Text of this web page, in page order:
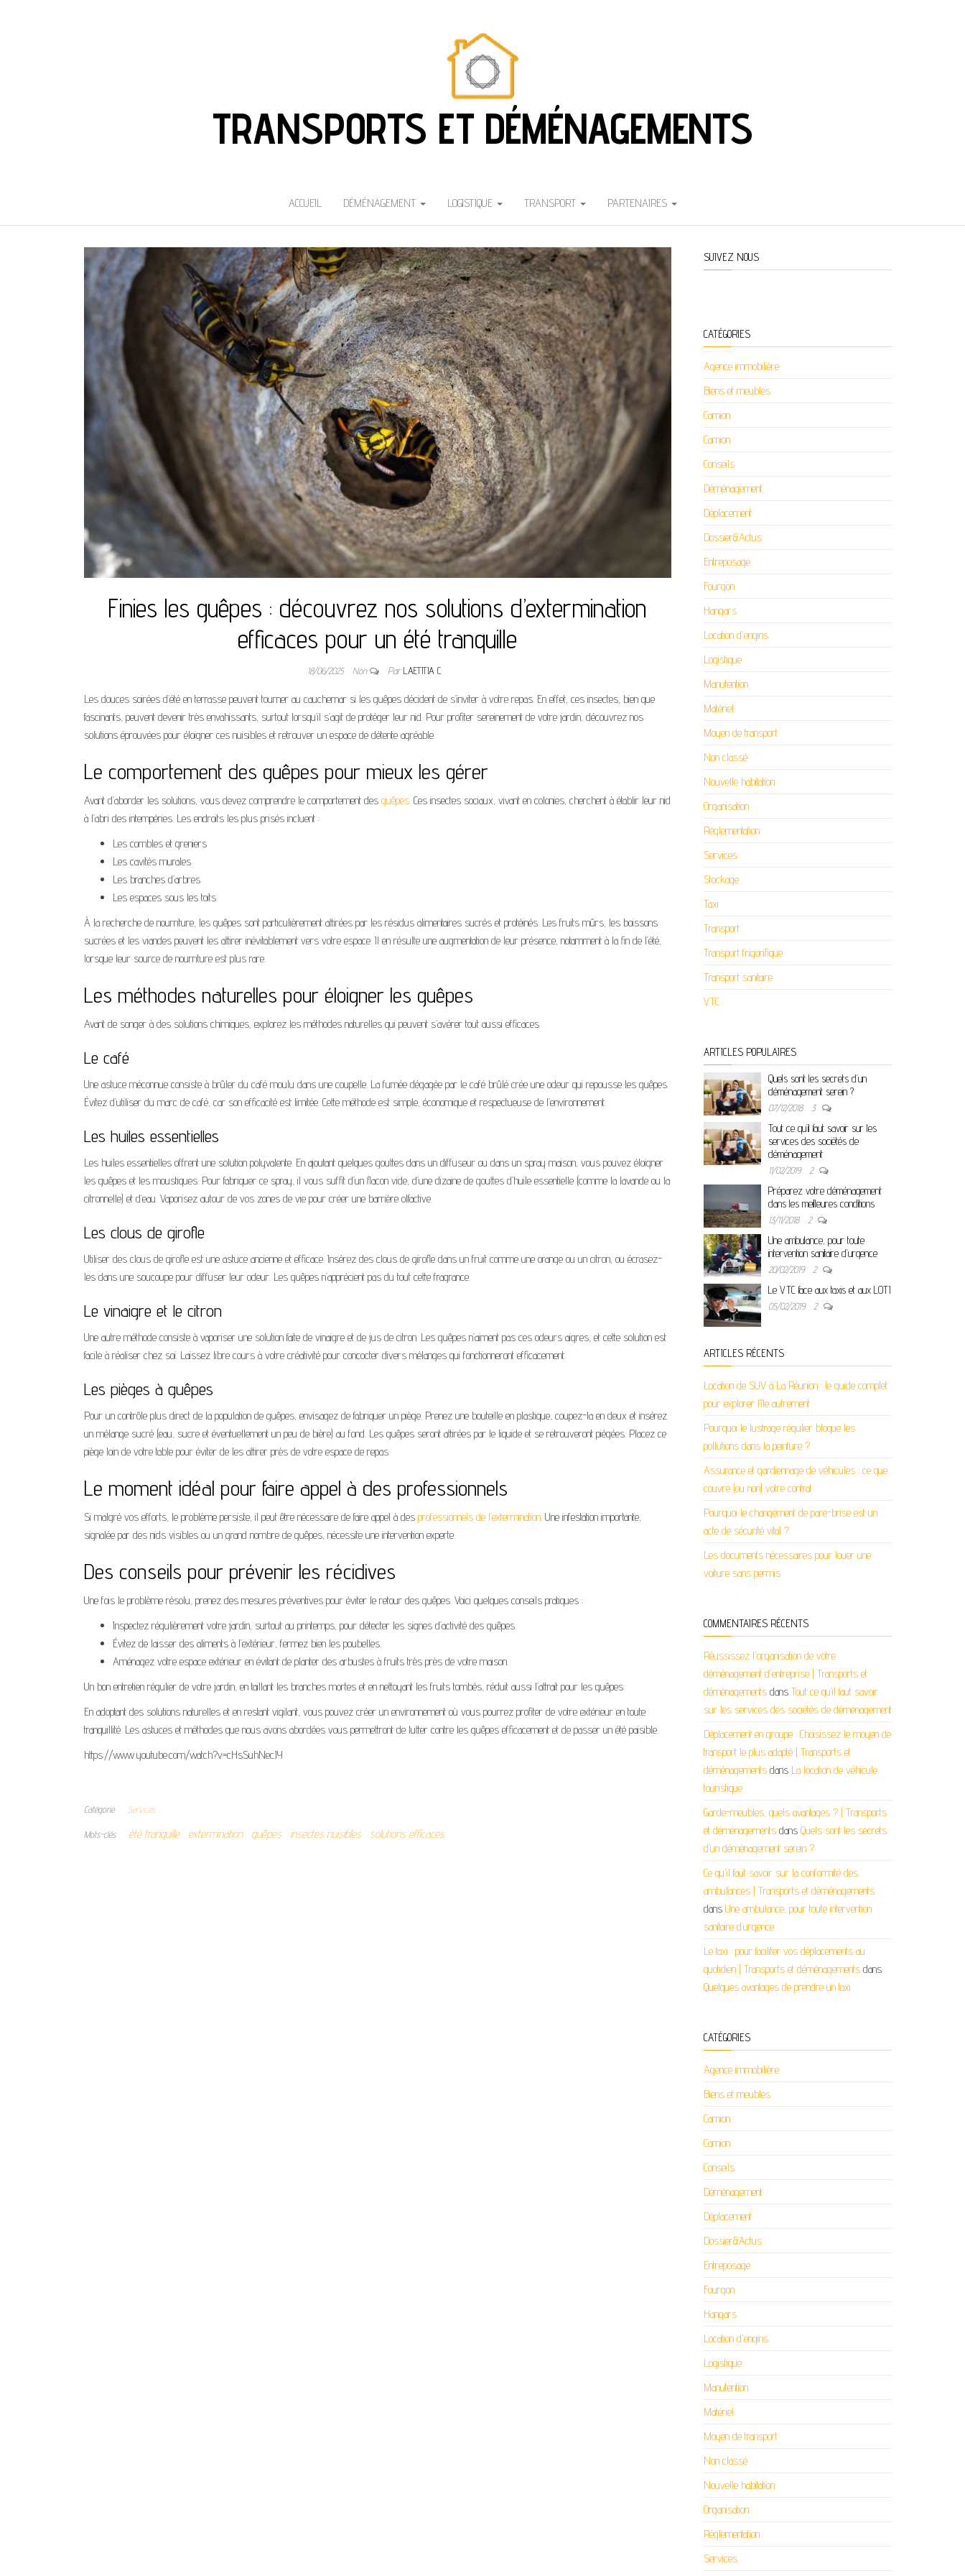
TRANSPORTS ET DÉMÉNAGEMENTS
ACCUEIL DÉMÉNAGEMENT LOGISTIQUE TRANSPORT PARTENAIRES
Finies les guêpes : découvrez nos solutions d’extermination
efficaces pour un été tranquille
18/06/2025 Non ParLAETITIA C
Les douces soirées d’été en terrasse peuvent tourner au cauchemar si les guêpes décident de s’inviter à votre repas. En effet, ces insectes, bien que
fascinants, peuvent devenir très envahissants, surtout lorsqu’il s’agit de protéger leur nid. Pour profiter sereinement de votre jardin, découvrez nos
solutions éprouvées pour éloigner ces nuisibles et retrouver un espace de détente agréable.
Le comportement des guêpes pour mieux les gérer
Avant d’aborder les solutions, vous devez comprendre le comportement des guêpes . Ces insectes sociaux, vivant en colonies, cherchent à établir leur nid
à l’abri des intempéries. Les endroits les plus prisés incluent :
Les combles et greniers
Les cavités murales
Les branches d’arbres
Les espaces sous les toits
À la recherche de nourriture, les guêpes sont particulièrement attirées par les résidus alimentaires sucrés et protéinés. Les fruits mûrs, les boissons
sucrées et les viandes peuvent les attirer inévitablement vers votre espace. Il en résulte une augmentation de leur présence, notamment à la fin de l’été,
lorsque leur source de nourriture est plus rare.
Les méthodes naturelles pour éloigner les guêpes
Avant de songer à des solutions chimiques, explorez les méthodes naturelles qui peuvent s’avérer tout aussi efficaces.
Le café
Une astuce méconnue consiste à brûler du café moulu dans une coupelle. La fumée dégagée par le café brûlé crée une odeur qui repousse les guêpes.
Évitez d’utiliser du marc de café, car son efficacité est limitée. Cette méthode est simple, économique et respectueuse de l’environnement.
Les huiles essentielles
Les huiles essentielles offrent une solution polyvalente. En ajoutant quelques gouttes dans un diffuseur ou dans un spray maison, vous pouvez éloigner
les guêpes et les moustiques. Pour fabriquer ce spray, il vous suffit d’un flacon vide, d’une dizaine de gouttes d’huile essentielle (comme la lavande ou la
citronnelle) et d’eau. Vaporisez autour de vos zones de vie pour créer une barrière olfactive.
Les clous de girofle
Utiliser des clous de girofle est une astuce ancienne et efficace. Insérez des clous de girofle dans un fruit comme une orange ou un citron, ou écrasez-
les dans une soucoupe pour diffuser leur odeur. Les guêpes n’apprécient pas du tout cette fragrance.
Le vinaigre et le citron
Une autre méthode consiste à vaporiser une solution faite de vinaigre et de jus de citron. Les guêpes n’aiment pas ces odeurs aigres, et cette solution est
facile à réaliser chez soi. Laissez libre cours à votre créativité pour concocter divers mélanges qui fonctionneront efficacement.
Les pièges à guêpes
Pour un contrôle plus direct de la population de guêpes, envisagez de fabriquer un piège. Prenez une bouteille en plastique, coupez-la en deux et insérez
un mélange sucré (eau, sucre et éventuellement un peu de bière) au fond. Les guêpes seront attirées par le liquide et se retrouveront piégées. Placez ce
piège loin de votre table pour éviter de les attirer près de votre espace de repas.
Le moment idéal pour faire appel à des professionnels
Si malgré vos efforts, le problème persiste, il peut être nécessaire de faire appel à des professionnels de l’extermination . Une infestation importante,
signalée par des nids visibles ou un grand nombre de guêpes, nécessite une intervention experte.
Des conseils pour prévenir les récidives
Une fois le problème résolu, prenez des mesures préventives pour éviter le retour des guêpes. Voici quelques conseils pratiques :
Inspectez régulièrement votre jardin, surtout au printemps, pour détecter les signes d’activité des guêpes.
Évitez de laisser des aliments à l’extérieur, fermez bien les poubelles.
Aménagez votre espace extérieur en évitant de planter des arbustes à fruits très près de votre maison.
Un bon entretien régulier de votre jardin, en taillant les branches mortes et en nettoyant les fruits tombés, réduit aussi l’attrait pour les guêpes.
En adoptant des solutions naturelles et en restant vigilant, vous pouvez créer un environnement où vous pourrez profiter de votre extérieur en toute
tranquillité. Les astuces et méthodes que nous avons abordées vous permettront de lutter contre les guêpes efficacement et de passer un été paisible.
https://www.youtube.com/watch?v=cHsSuhNecJY
Catégorie Services
Mots-clés été tranquille extermination guêpes insectes nuisibles solutions efficaces
SUIVEZ NOUS
CATÉGORIES
Agence immobilière
Biens et meubles
Camion
Camion
Conseils
Déménagement
Déplacement
Dossier&Actus
Entreposage
Fourgon
Hangars
Location d'engins
Logistique
Manutention
Matériel
Moyen de transport
Non classé
Nouvelle habitation
Organisation
Réglementation
Services
Stockage
Taxi
Transport
Transport frigorifique
Transport sanitaire
VTC
ARTICLES POPULAIRES
Quels sont les secrets d’un
déménagement serein ?
07/12/2018 3
Tout ce qu’il faut savoir sur les
services des sociétés de
déménagement
11/02/2019 2
Préparez votre déménagement
dans les meilleures conditions
13/11/2018 2
Une ambulance, pour toute
intervention sanitaire d’urgence
20/02/2019 2
Le VTC face aux taxis et aux LOTI
05/02/2019 2
ARTICLES RÉCENTS
Location de SUV à La Réunion : le guide complet
pour explorer l’île autrement
Pourquoi le lustrage régulier bloque les
pollutions dans la peinture ?
Assurance et gardiennage de véhicules : ce que
couvre (ou non) votre contrat
Pourquoi le changement de pare-brise est un
acte de sécurité vital ?
Les documents nécessaires pour louer une
voiture sans permis
COMMENTAIRES RÉCENTS
Réussissez l'organisation de votre
déménagement d'entreprise | Transports et
déménagementsdans Tout ce qu’il faut savoir
sur les services des sociétés de déménagement
Déplacement en groupe : Choisissez le moyen de
transport le plus adapté | Transports et
déménagementsdans La location de véhicule
touristique
Garde-meubles, quels avantages ? | Transports
et déménagementsdans Quels sont les secrets
d’un déménagement serein ?
Ce qu'il faut savoir sur la conformité des
ambulances | Transports et déménagements
dans Une ambulance, pour toute intervention
sanitaire d’urgence
Le taxi : pour faciliter vos déplacements au
quotidien | Transports et déménagementsdans
Quelques avantages de prendre un taxi
CATÉGORIES
Agence immobilière
Biens et meubles
Camion
Camion
Conseils
Déménagement
Déplacement
Dossier&Actus
Entreposage
Fourgon
Hangars
Location d'engins
Logistique
Manutention
Matériel
Moyen de transport
Non classé
Nouvelle habitation
Organisation
Réglementation
Services